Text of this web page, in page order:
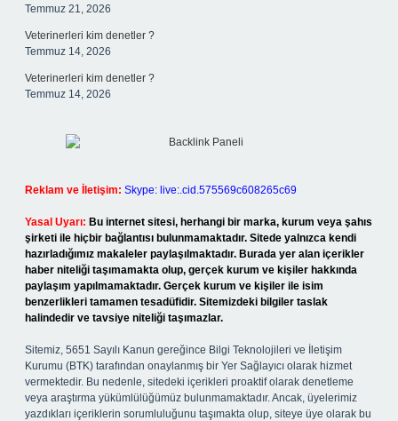
Temmuz 21, 2026
Veterinerleri kim denetler ?
Temmuz 14, 2026
Veterinerleri kim denetler ?
Temmuz 14, 2026
Reklam ve İletişim: Skype: live:.cid.575569c608265c69
Yasal Uyarı: Bu internet sitesi, herhangi bir marka, kurum veya şahıs
şirketi ile hiçbir bağlantısı bulunmamaktadır. Sitede yalnızca kendi
hazırladığımız makaleler paylaşılmaktadır. Burada yer alan içerikler
haber niteliği taşımamakta olup, gerçek kurum ve kişiler hakkında
paylaşım yapılmamaktadır. Gerçek kurum ve kişiler ile isim
benzerlikleri tamamen tesadüfidir. Sitemizdeki bilgiler taslak
halindedir ve tavsiye niteliği taşımazlar.
Sitemiz, 5651 Sayılı Kanun gereğince Bilgi Teknolojileri ve İletişim
Kurumu (BTK) tarafından onaylanmış bir Yer Sağlayıcı olarak hizmet
vermektedir. Bu nedenle, sitedeki içerikleri proaktif olarak denetleme
veya araştırma yükümlülüğümüz bulunmamaktadır. Ancak, üyelerimiz
yazdıkları içeriklerin sorumluluğunu taşımakta olup, siteye üye olarak bu